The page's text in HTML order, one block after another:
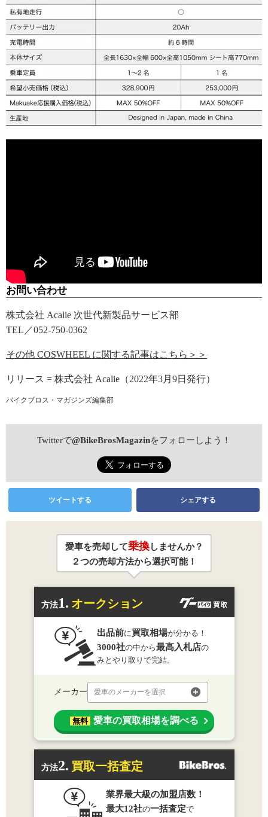
お問い合わせ
株式会社 Acalie 次世代新製品サービス部
TEL／052-750-0362
その他 COSWHEEL に関する記事はこちら＞＞
リリース = 株式会社 Acalie（2022年3月9日発行）
バイクブロス・マガジンズ編集部
Twitterで@BikeBrosMagazinをフォローしよう！
ツイートする シェアする
愛車を売却して乗換しませんか？
２つの売却方法から選択可能！
方法1. オークション
出品前に 買取相場が分かる！
3000社の中から最高入札店の
みとやり取りで完結。
メーカー 愛車のメーカーを選択
無料 愛車の買取相場を調べる
方法2. 買取一括査定
業界最大級の加盟店数！
最大12社の一括査定で